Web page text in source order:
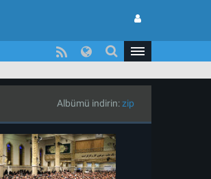
Albümü indirin:zip